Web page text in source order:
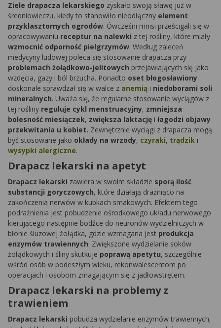
Ziele drapacza lekarskiego zyskało swoją sławę już w
średniowieczu, kiedy to stanowiło nieodłączny element
przyklasztornych ogrodów. Ówcześni mnisi prześcigali się w
opracowywaniu receptur na nalewki z tej rośliny, które miały
wzmocnić odporność pielgrzymów. Według zaleceń
medycyny ludowej poleca się stosowanie drapacza przy
problemach żołądkowo-jelitowych przejawiających się jako
wzdęcia, gazy i ból brzucha. Ponadto oset błogosławiony
doskonale sprawdzał się w walce z anemią i niedoborami soli
mineralnych. Uważa się, że regularne stosowanie wyciągów z
tej rośliny reguluje cykl menstruacyjny, zmniejsza
bolesność miesiączek, zwiększa laktację i łagodzi objawy
przekwitania u kobiet. Zewnętrznie wyciągi z drapacza mogą
być stosowane jako okłady na wrzody, czyraki, trądzik i
wysypki alergiczne.
Drapacz lekarski na apetyt
Drapacz lekarski zawiera w swoim składzie sporą ilość
substancji goryczowych, które działają drażniąco na
zakończenia nerwów w kubkach smakowych. Efektem tego
podrażnienia jest pobudzenie ośrodkowego układu nerwowego
kierującego następnie bodźce do neuronów wydzielniczych w
błonie śluzowej żołądka, gdzie wzmagana jest produkcja
enzymów trawiennych. Zwiększone wydzielanie soków
żołądkowych i śliny skutkuje poprawą apetytu, szczególnie
wśród osób w podeszłym wieku, rekonwalescentom po
operacjach i osobom zmagającym się z jadłowstrętem.
Drapacz lekarski na problemy z
trawieniem
Drapacz lekarski pobudza wydzielanie enzymów trawiennych,